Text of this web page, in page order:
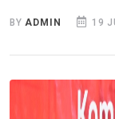
BY ADMIN 19